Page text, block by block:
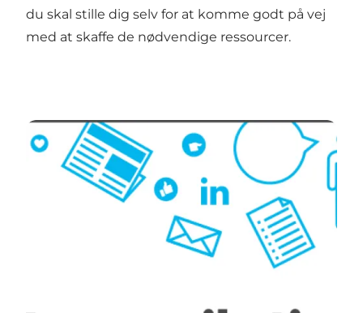
du skal stille dig selv for at komme godt på vej
med at skaffe de nødvendige ressourcer.